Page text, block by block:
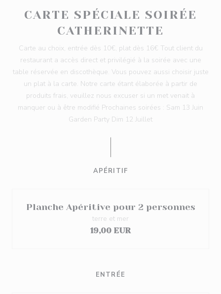
CARTE SPÉCIALE SOIRÉE
CATHERINETTE
Carte au choix, entrée dès 10€, plat dès 16€ Tout client du
restaurant a accès direct et privilégié à la soirée avec une
table réservée en discothèque. Vous pouvez aussi choisir juste
un plat à la carte. Notre carte étant élaborée à partir de
produits frais, veuillez nous excuser si un met venait à
manquer ou à être modifié Prochaines soirées : Sam 13 Juin
Garden Party Dim 12 Juillet
APÉRITIF
Planche Apéritive pour 2 personnes
terre et mer
19,00 EUR
ENTRÉE